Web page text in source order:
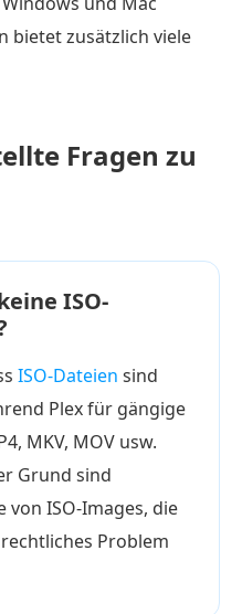
bietet zusätzlich viele
Fragen zu
ISO-
ISO-Dateien sind
Plex für gängige
MKV, MOV usw.
Grund sind
ISO-Images, die
Problem